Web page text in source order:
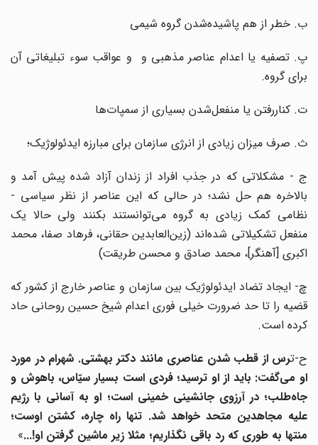
ب. خطر از هم پاشیده‌شدن گروه شیمی
پ. تصفیه یا اعدام عناصر مذهبی و و عواقب سوء تبلیغاتی آن
برای گروه.
ت. کناررفتن یا منفعل‌شدن بسیاری از سمپات‌ها
ث. صرف میزان زیادی از انرژی سازمان برای مبارزه ایدئولوژیک؛
ج - مشکلاتی که در جذب افراد از زندان آزاد شده پیش آمد و
بالاخره هم حل نشد؛ در حالی که این عناصر از نظر سیاسی -
نظامی کمک زیادی به گروه می‌توانستند بکنند ولی حالا یک
منفعل تشکیلاتی شده‌اند (زین‌العابدین حقانی، فرهاد صفا، محمد
اکبری [آهنگر]، محمد صادق و محسن طریقت)
چ- ایجاد تضاد ایدئولوژیک بین سازمان و عناصر خارج از کشور که
قضیه را تا حد ضرورت خیلی فوری اعدام شیخ حسین روحانی حاد
کرده است.
ح-ترس از قطب شدن عناصری مانند دکتر بهشتی. شهرام در مورد
او می‌گفت: باید از او ترسید؛ فردی است بسیار سیّاس، باهوش و
جاه‌طلب؛ در آرزوی جانشینی خمینی است؛ او به آسانی با رژیم
علیه مجاهدین متحد خواهد شد. تنها راه چاره، کشتن اوست؛
منتها به طوری که رد باقی نگذاریم؛ مثلا زیر ماشین گرفتن او!...»